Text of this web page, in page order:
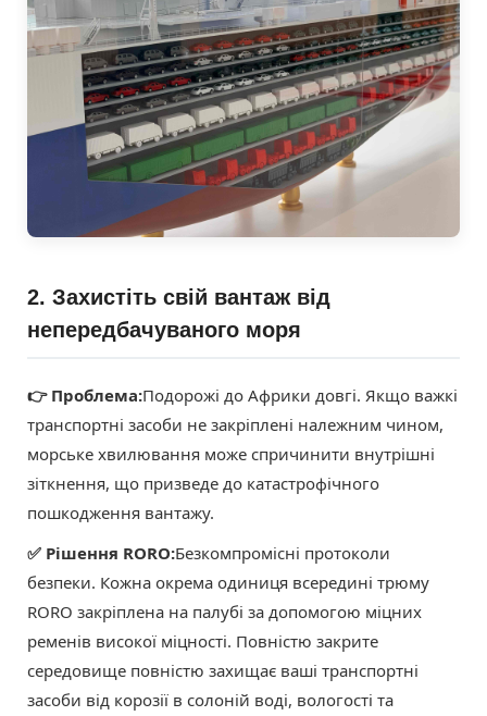
2. Захистіть свій вантаж від
непередбачуваного моря
👉 Проблема:Подорожі до Африки довгі. Якщо важкі
транспортні засоби не закріплені належним чином,
морське хвилювання може спричинити внутрішні
зіткнення, що призведе до катастрофічного
пошкодження вантажу.
✅ Рішення RORO:Безкомпромісні протоколи
безпеки. Кожна окрема одиниця всередині трюму
RORO закріплена на палубі за допомогою міцних
ременів високої міцності. Повністю закрите
середовище повністю захищає ваші транспортні
засоби від корозії в солоній воді, вологості та